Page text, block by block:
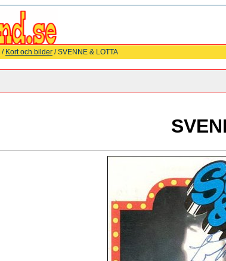
/ Kort och bilder / SVENNE & LOTTA